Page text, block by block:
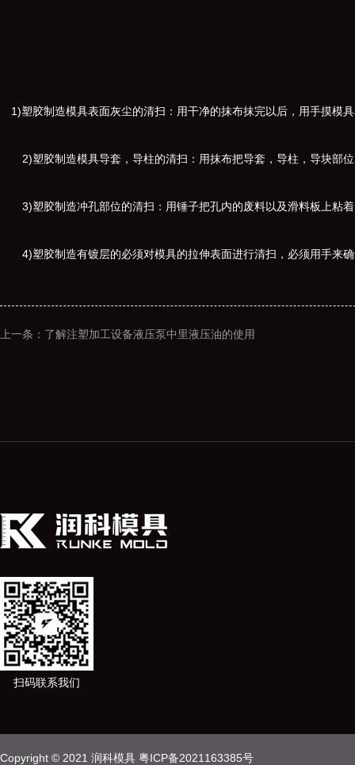
1)塑胶制造模具表面灰尘的清扫：用干净的抹布抹完以后，用手摸模
2)塑胶制造模具导套，导柱的清扫：用抹布把导套，导柱，导块部
3)塑胶制造冲孔部位的清扫：用锤子把孔内的废料以及滑料板上粘
4)塑胶制造有镀层的必须对模具的拉伸表面进行清扫，必须用手来确
上一条：了解注塑加工设备液压泵中里液压油的使用
扫码联系我们
Copyright © 2021 润科模具 粤ICP备2021163385号